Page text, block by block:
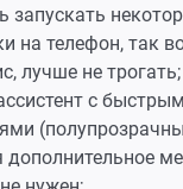
запускать
на телефон, так
лучше не трогать;
с
дополнительное